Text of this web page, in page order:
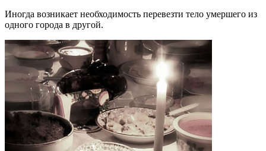
Иногда возникает необходимость перевезти тело умершего из
одного города в другой.